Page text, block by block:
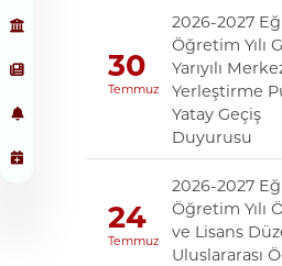
30
Temmuz
2026-2027
Öğretim Yılı
Yarıyılı
Yerleştirme
Yatay Geçiş
Duyurusu
24
Temmuz
2026-2027
Öğretim Yılı
ve Lisans
Uluslararası